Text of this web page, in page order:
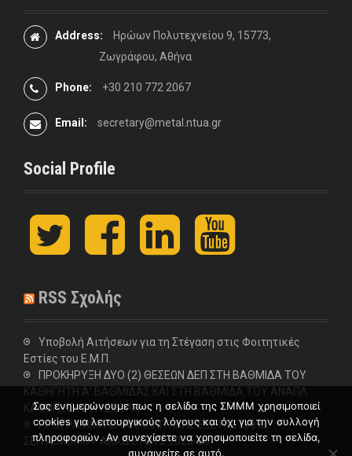
Address:
Ηρώων Πολυτεχνείου 9, 15773,
Ζωγράφου, Αθήνα
Phone: +30 210 772 2067
Email: secretary@metal.ntua.gr
Social Profile
t
i
e
r
F
c
o
L
n
I
y
u
e
RSS Σχολής
Υποβολή Αιτήσεων για τη Στέγαση στις Φοιτητικές
Εστίες του Ε.Μ.Π.
ΠΡΟΚΗΡΥΞΗ ΔΥΟ (2) ΘΕΣΕΩΝ ΔΕΠ ΣΤΗ ΒΑΘΜΙΔΑ ΤΟΥ
ΚΑΘΗΓΗΤΗ Α’ ΒΑΘΜΙΔΑΣ ΚΑΙ ΣΤΗ ΒΑΘΜΙΔΑ ΤΟΥ ΑΝΑΠΛ.
ΚΑΘΗΓΗΤΗ ΣΤΗ ΣΧΟΛΗ
ΠΡΟΓΡΑΜΜΑ ΕΠΑΝΑΛΗΠΤΙΚΗΣ ΕΞΕΤΑΣΤΙΚΗΣ
ΣΕΠΤΕΜΒΡΙΟΥ ΑΚΑΔ.ΕΤΟΥΣ 2025-26
Σας ενημερώνουμε πως η σελίδα της ΣΜΜΜ χρησιμοποιεί
cookies για λειτουργικούς λόγους και όχι για την συλλογή
πληροφοριών. Αν συνεχίσετε να χρησιμοποιείτε τη σελίδα,
συναινείτε σε αυτό.